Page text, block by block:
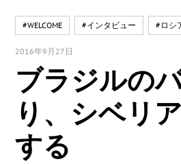
#WELCOME #インタビュー #ロシ
2016年9月27日
ブラジルの
り、シベリ
する